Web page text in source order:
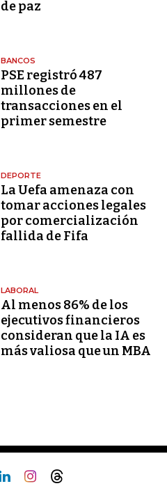
de paz
BANCOS
PSE registró 487
millones de
transacciones en el
primer semestre
DEPORTE
La Uefa amenaza con
tomar acciones legales
por comercialización
fallida de Fifa
LABORAL
Al menos 86% de los
ejecutivos financieros
consideran que la IA es
más valiosa que un MBA